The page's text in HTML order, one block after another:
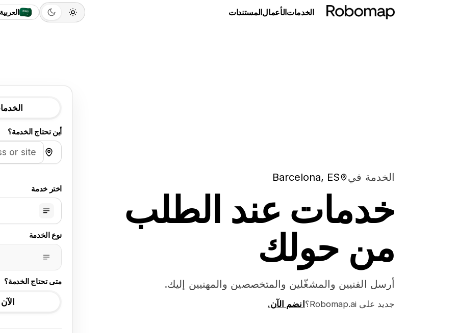
الخدماتالأعمالالمستندات العربية
الخدمة في Barcelona, ES
خدمات عند الطلب
من حولك
أرسل الفنيين والمشغّلين والمتخصصين والمهنيين إليك.
جديد على Robomap.ai؟ انضم الآن.
أين تحتاج الخدمة؟
اختر خدمة
نوع الخدمة
متى تحتاج الخدمة؟
الآن